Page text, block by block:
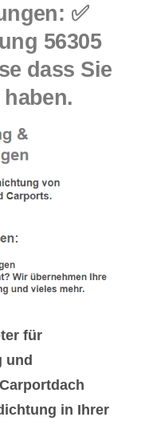
✅
56305
dass Sie
für
und
in Ihrer